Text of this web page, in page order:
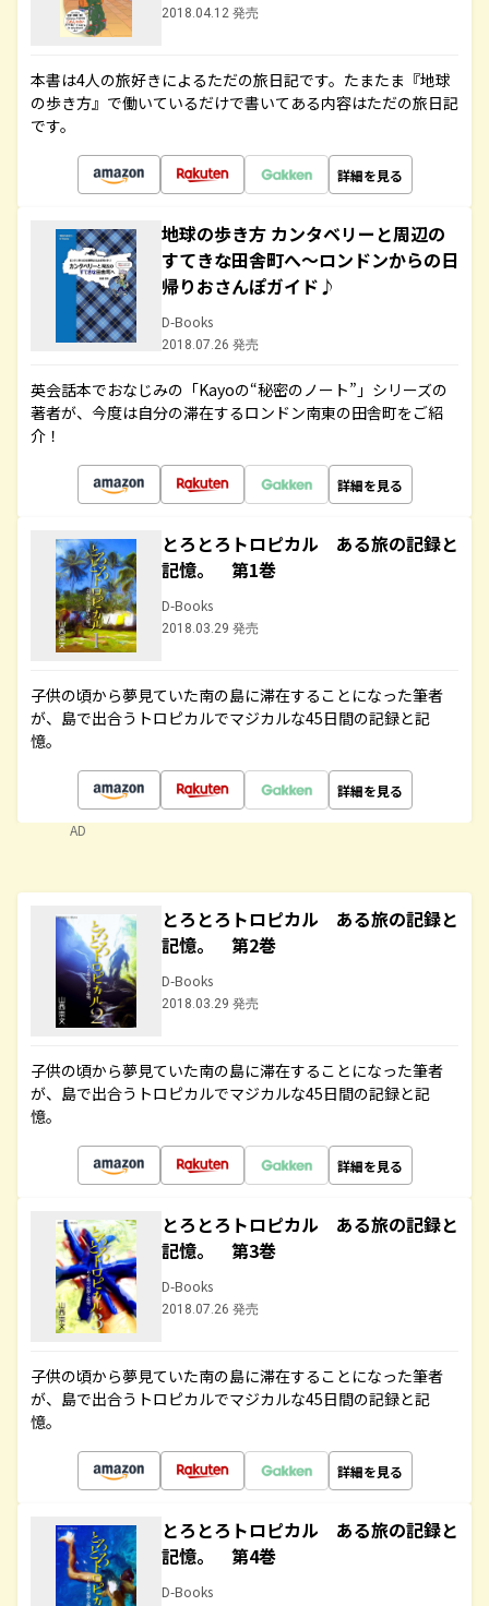
2018.04.12 発売
本書は4人の旅好きによるただの旅日記です。たまたま『地球
の歩き方』で働いているだけで書いてある内容はただの旅日記
です。
詳細を見る
地球の歩き方 カンタベリーと周辺の
すてきな田舎町へ～ロンドンからの日
帰りおさんぽガイド♪
D-Books
2018.07.26 発売
英会話本でおなじみの「Kayoの“秘密のノート”」シリーズの
著者が、今度は自分の滞在するロンドン南東の田舎町をご紹
介！
詳細を見る
とろとろトロピカル ある旅の記録と
記憶。 第1巻
D-Books
2018.03.29 発売
子供の頃から夢見ていた南の島に滞在することになった筆者
が、島で出合うトロピカルでマジカルな45日間の記録と記
憶。
詳細を見る
AD
とろとろトロピカル ある旅の記録と
記憶。 第2巻
D-Books
2018.03.29 発売
子供の頃から夢見ていた南の島に滞在することになった筆者
が、島で出合うトロピカルでマジカルな45日間の記録と記
憶。
詳細を見る
とろとろトロピカル ある旅の記録と
記憶。 第3巻
D-Books
2018.07.26 発売
子供の頃から夢見ていた南の島に滞在することになった筆者
が、島で出合うトロピカルでマジカルな45日間の記録と記
憶。
詳細を見る
とろとろトロピカル ある旅の記録と
記憶。 第4巻
D-Books